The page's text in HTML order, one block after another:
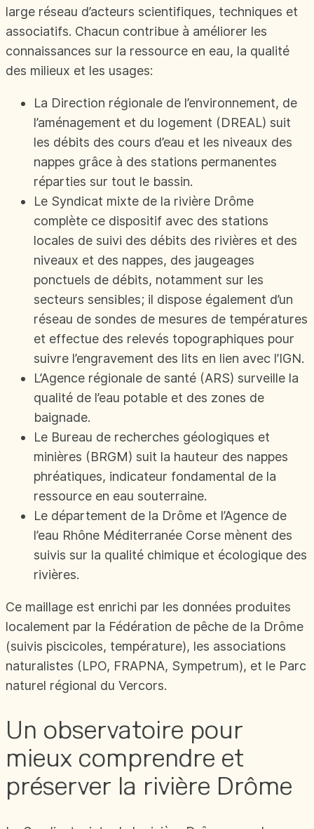
large réseau d’acteurs scientifiques, techniques et
associatifs. Chacun contribue à améliorer les
connaissances sur la ressource en eau, la qualité
des milieux et les usages:
La Direction régionale de l’environnement, de
l’aménagement et du logement (DREAL) suit
les débits des cours d’eau et les niveaux des
nappes grâce à des stations permanentes
réparties sur tout le bassin.
Le Syndicat mixte de la rivière Drôme
complète ce dispositif avec des stations
locales de suivi des débits des rivières et des
niveaux et des nappes, des jaugeages
ponctuels de débits, notamment sur les
secteurs sensibles; il dispose également d’un
réseau de sondes de mesures de températures
et effectue des relevés topographiques pour
suivre l’engravement des lits en lien avec l’IGN.
L’Agence régionale de santé (ARS) surveille la
qualité de l’eau potable et des zones de
baignade.
Le Bureau de recherches géologiques et
minières (BRGM) suit la hauteur des nappes
phréatiques, indicateur fondamental de la
ressource en eau souterraine.
Le département de la Drôme et l’Agence de
l’eau Rhône Méditerranée Corse mènent des
suivis sur la qualité chimique et écologique des
rivières.
Ce maillage est enrichi par les données produites
localement par la Fédération de pêche de la Drôme
(suivis piscicoles, température), les associations
naturalistes (LPO, FRAPNA, Sympetrum), et le Parc
naturel régional du Vercors.
Un observatoire pour
mieux comprendre et
préserver la rivière Drôme